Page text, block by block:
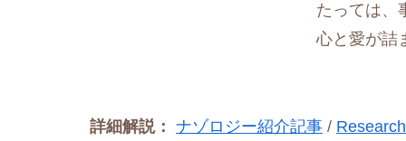
たっては、
心と愛が詰
詳細解説： ナゾロジー紹介記事 /